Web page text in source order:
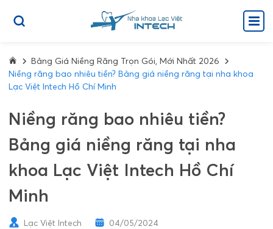
Bảng Giá Niềng Răng Trọn Gói, Mới Nhất 2026
Niềng răng bao nhiêu tiền? Bảng giá niềng răng tại nha khoa
Lạc Việt Intech Hồ Chí Minh
Niềng răng bao nhiêu tiền?
Bảng giá niềng răng tại nha
khoa Lạc Việt Intech Hồ Chí
Minh
Lạc Việt Intech 04/05/2024